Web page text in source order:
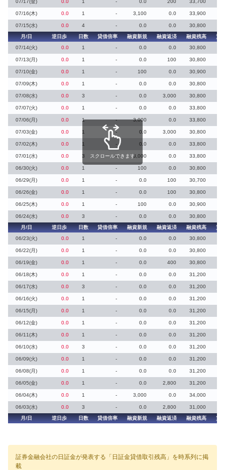
07/16(木) 0.0 1 - 3,100 0.0 33,900
07/15(水) 0.0 4 - 0.0 0.0
30,800
月/日
逆日歩 日数 貸借倍率 融資新規 融資返済 融資残高
貸
07/14(火)
0.0 1 - 0.0 0.0 30,800
07/13(月) 0.0 1 - 0.0 100 30,800
07/10(金) 0.0 1 - 100 0.0 30,900
07/09(木) 0.0 1 - 0.0 0.0 30,800
07/08(水) 0.0 3 - 0.0 3,000 30,800
07/07(火) 0.0 1 - 0.0 0.0 33,800
07/06(月) 0.0 1 - 3,000 0.0 33,800
07/03(金) 0.0 1 - 0.0 3,000 30,800
07/02(木) 0.0 1 - 0.0 0.0 33,800
07/01(水) 0.0 3 - 3,000 0.0 33,800
06/30(火) 0.0 1 - 100 0.0 30,800
06/29(月) 0.0 1 - 0.0 100 30,700
06/26(金) 0.0 1 - 0.0 100 30,800
06/25(木) 0.0 1 - 100 0.0 30,900
06/24(水) 0.0 3 - 0.0 0.0
30,800
月/日
逆日歩 日数 貸借倍率 融資新規 融資返済 融資残高
貸
06/23(火)
0.0 1 - 0.0 0.0 30,800
06/22(月) 0.0 1 - 0.0 0.0 30,800
06/19(金) 0.0 1 - 0.0 400 30,800
06/18(木) 0.0 1 - 0.0 0.0 31,200
06/17(水) 0.0 3 - 0.0 0.0 31,200
06/16(火) 0.0 1 - 0.0 0.0 31,200
06/15(月) 0.0 1 - 0.0 0.0 31,200
06/12(金) 0.0 1 - 0.0 0.0 31,200
06/11(木) 0.0 1 - 0.0 0.0 31,200
06/10(水) 0.0 3 - 0.0 0.0 31,200
06/09(火) 0.0 1 - 0.0 0.0 31,200
06/08(月) 0.0 1 - 0.0 0.0 31,200
06/05(金) 0.0 1 - 0.0 2,800 31,200
06/04(木) 0.0 1 - 3,000 0.0 34,000
06/03(水) 0.0 3 - 0.0 2,800
31,000
月/日
逆日歩 日数 貸借倍率 融資新規 融資返済 融資残高 貸
スクロールできます
証券金融会社の日証金が発表する「日証金貸借取引残高」を時系列に掲
載